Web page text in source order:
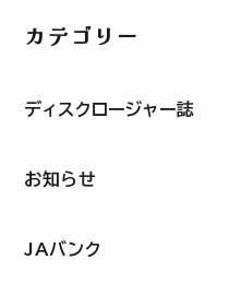
カテゴリー
ディスクロージャー誌
お知らせ
JAバンク